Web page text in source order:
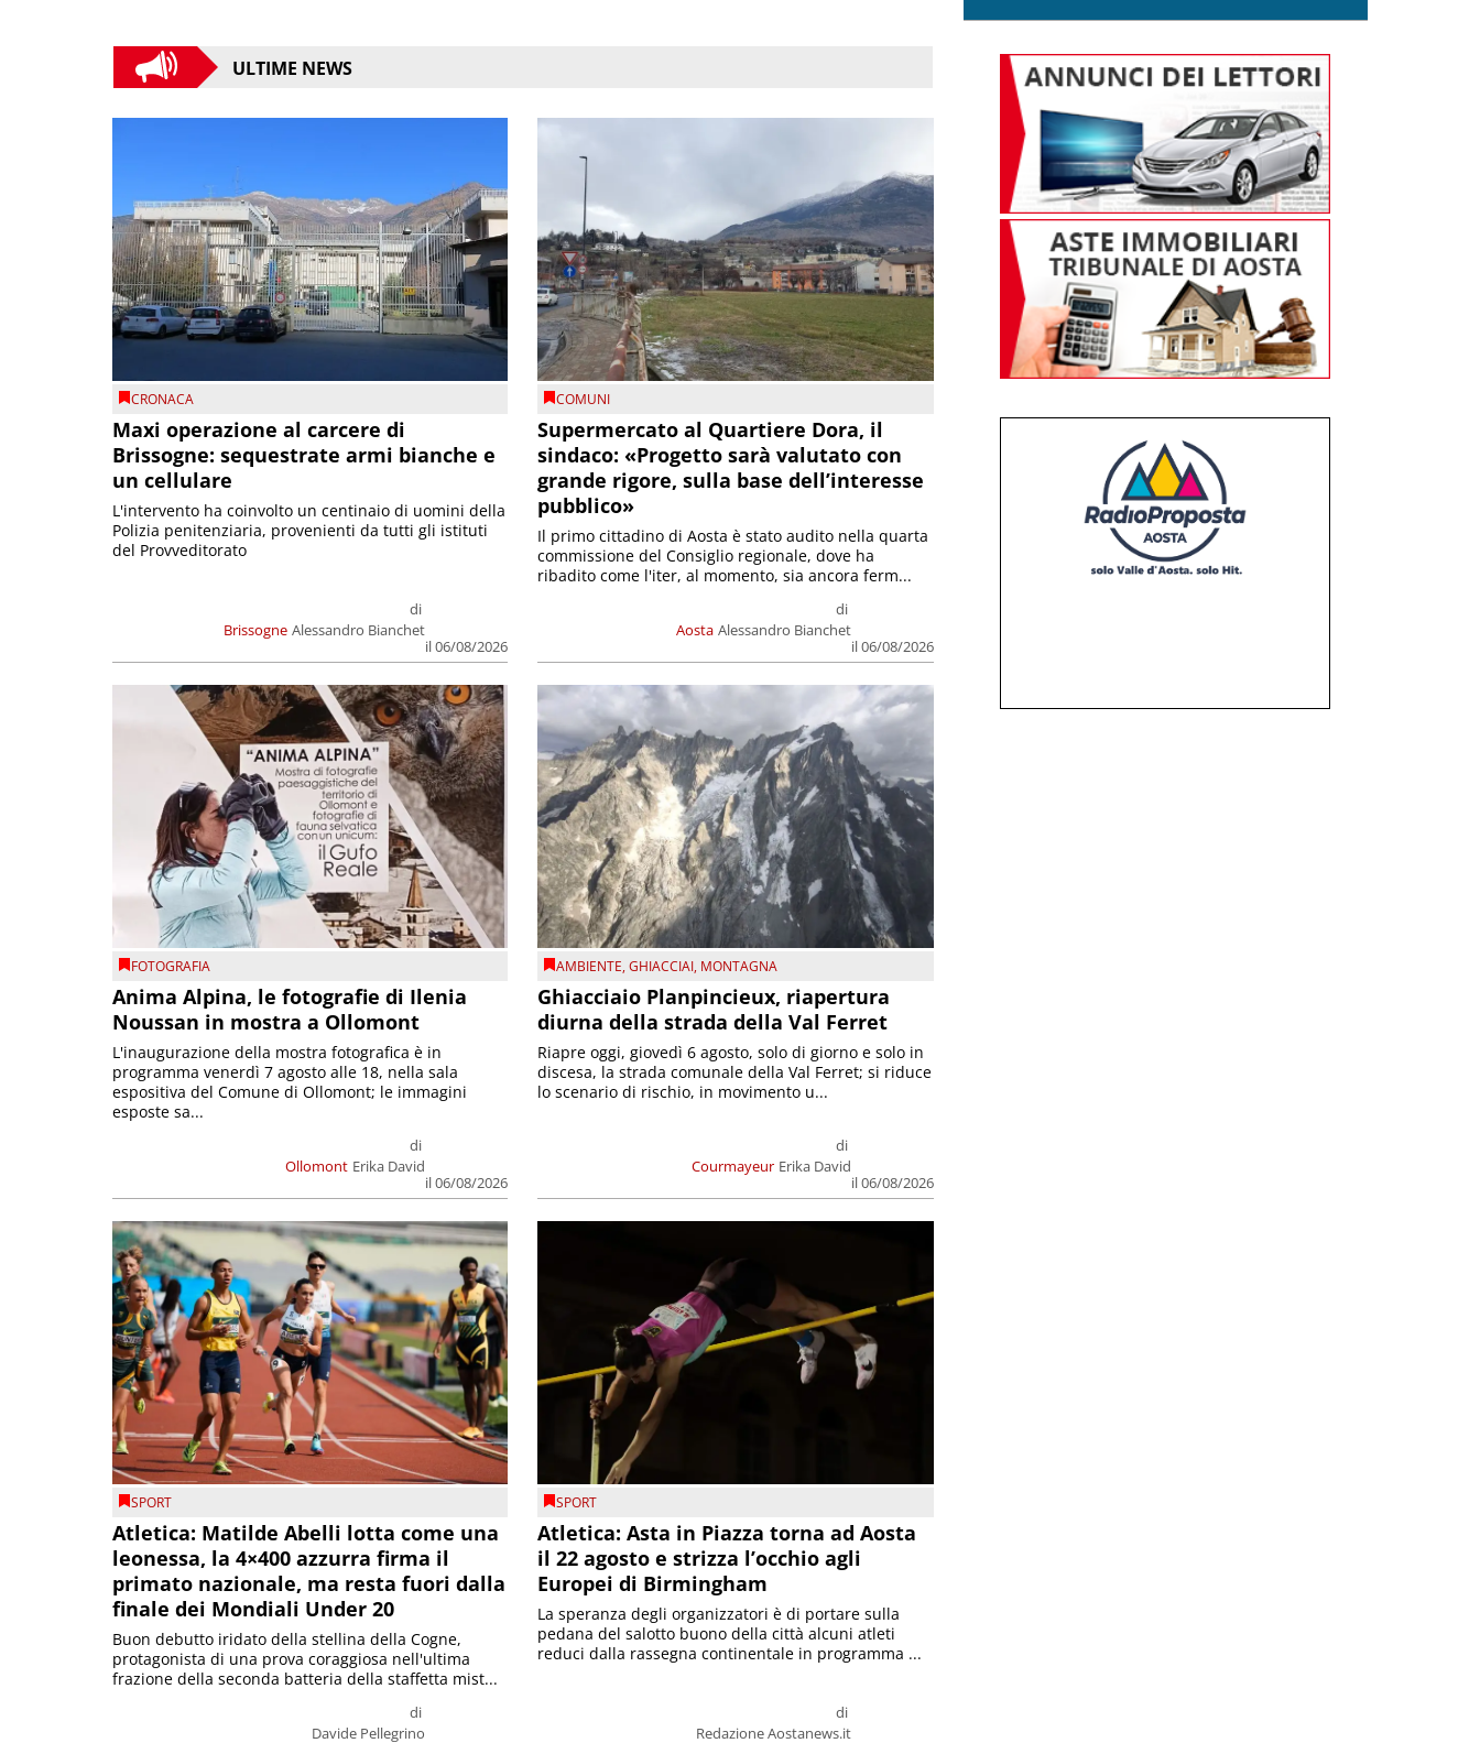
ULTIME NEWS
CRONACA
Maxi operazione al carcere di
Brissogne: sequestrate armi bianche e
un cellulare
Brissogne
di
Alessandro Bianchet
il 06/08/2026
L'intervento ha coinvolto un centinaio di uomini della
Polizia penitenziaria, provenienti da tutti gli istituti
del Provveditorato
COMUNI
Supermercato al Quartiere Dora, il
sindaco: «Progetto sarà valutato con
grande rigore, sulla base dell’interesse
pubblico»
Aosta
di
Alessandro Bianchet
il 06/08/2026
Il primo cittadino di Aosta è stato audito nella quarta
commissione del Consiglio regionale, dove ha
ribadito come l'iter, al momento, sia ancora ferm...
FOTOGRAFIA
Anima Alpina, le fotografie di Ilenia
Noussan in mostra a Ollomont
Ollomont
di
Erika David
il 06/08/2026
L'inaugurazione della mostra fotografica è in
programma venerdì 7 agosto alle 18, nella sala
espositiva del Comune di Ollomont; le immagini
esposte sa...
AMBIENTE,GHIACCIAI, MONTAGNA
Ghiacciaio Planpincieux, riapertura
diurna della strada della Val Ferret
Courmayeur
di
Erika David
il 06/08/2026
Riapre oggi, giovedì 6 agosto, solo di giorno e solo in
discesa, la strada comunale della Val Ferret; si riduce
lo scenario di rischio, in movimento u...
SPORT
Atletica: Matilde Abelli lotta come una
leonessa, la 4×400 azzurra firma il
primato nazionale, ma resta fuori dalla
finale dei Mondiali Under 20
di
Davide Pellegrino
Buon debutto iridato della stellina della Cogne,
protagonista di una prova coraggiosa nell'ultima
frazione della seconda batteria della staffetta mist...
SPORT
Atletica: Asta in Piazza torna ad Aosta
il 22 agosto e strizza l’occhio agli
Europei di Birmingham
di
Redazione Aostanews.it
La speranza degli organizzatori è di portare sulla
pedana del salotto buono della città alcuni atleti
reduci dalla rassegna continentale in programma ...